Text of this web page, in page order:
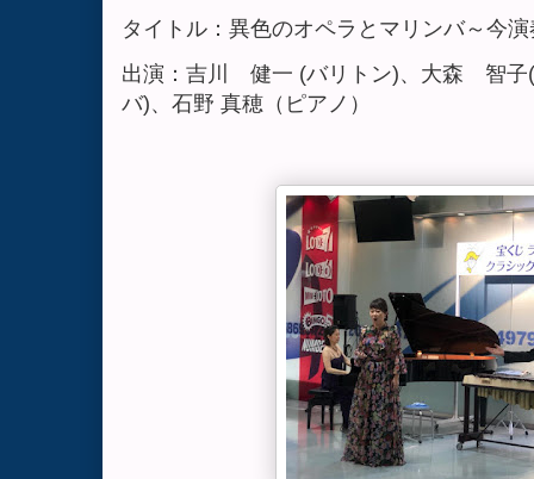
タイトル：異色のオペラとマリンバ～今
出演：吉川 健一 (バリトン)、大森 智
バ)、石野 真穂（ピアノ）